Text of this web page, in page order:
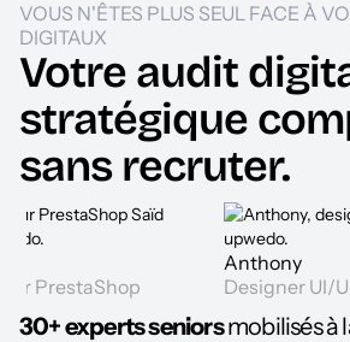
VOUS N'ÊTES PLUS SEUL FACE À
DIGITAUX
Votre audit
stratégique
sans recruter.
Designer UI/UX
30+ experts seniorsmobilisés à